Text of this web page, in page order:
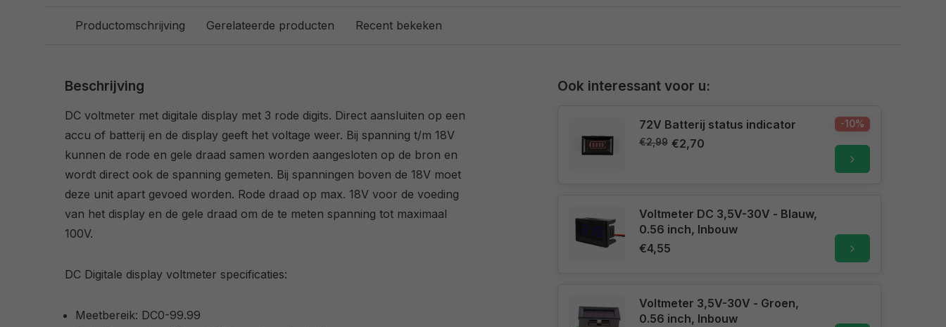
Productomschrijving Gerelateerde producten Recent bekeken
Beschrijving
DC voltmeter met digitale display met 3 rode digits. Direct aansluiten op een
accu of batterij en de display geeft het voltage weer. Bij spanning t/m 18V
kunnen de rode en gele draad samen worden aangesloten op de bron en
wordt direct ook de spanning gemeten. Bij spanningen boven de 18V moet
deze unit apart gevoed worden. Rode draad op max. 18V voor de voeding
van het display en de gele draad om de te meten spanning tot maximaal
100V.
DC Digitale display voltmeter specificaties:
Meetbereik: DC0-99.99
Ook interessant voor u:
72V Batterij status indicator
€2,99 €2,70
-10%
Voltmeter DC 3,5V-30V - Blauw,
0.56 inch, Inbouw
€4,55
Voltmeter 3,5V-30V - Groen,
0.56 inch, Inbouw